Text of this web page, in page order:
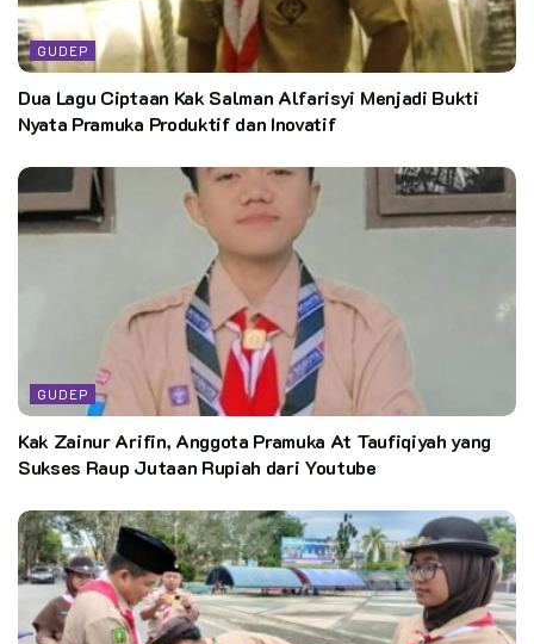
GUDEP
Dua Lagu Ciptaan Kak Salman Alfarisyi Menjadi Bukti
Nyata Pramuka Produktif dan Inovatif
GUDEP
Kak Zainur Arifin, Anggota Pramuka At Taufiqiyah yang
Sukses Raup Jutaan Rupiah dari Youtube